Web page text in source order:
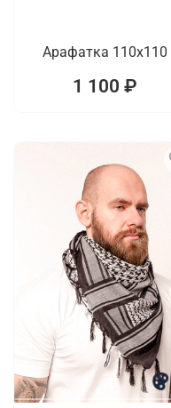
Арафатка 110x110
1 100 ₽